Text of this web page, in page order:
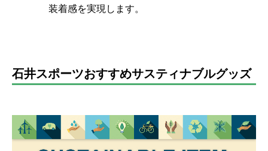
装着感を実現します。
石井スポーツおすすめサスティナブルグッズ